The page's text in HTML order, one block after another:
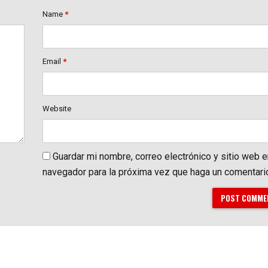
Name *
Email *
Website
Guardar mi nombre, correo electrónico y sitio web
navegador para la próxima vez que haga un
POST